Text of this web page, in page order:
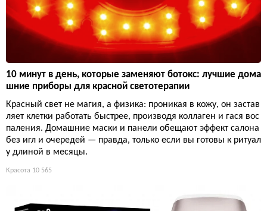
10 минут в день, которые заменяют ботокс: лучшие дома
шние приборы для красной светотерапии
Красный свет не магия, а физика: проникая в кожу, он застав
ляет клетки работать быстрее, производя коллаген и гася вос
паления. Домашние маски и панели обещают эффект салона
без игл и очередей — правда, только если вы готовы к ритуал
у длиной в месяцы.
Красота 10 565